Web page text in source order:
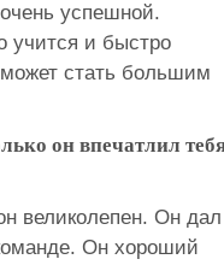
успешной.
учится и быстро
стать большим
он впечатлил
великолепен. Он дал
Он хороший